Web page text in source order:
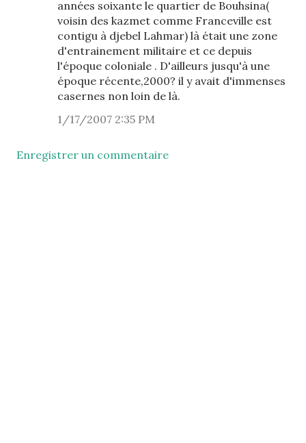
années soixante le quartier de Bouhsina(
voisin des kazmet comme Franceville est
contigu à djebel Lahmar) là était une zone
d'entrainement militaire et ce depuis
l'époque coloniale . D'ailleurs jusqu'à une
époque récente,2000? il y avait d'immenses
casernes non loin de là.
1/17/2007 2:35 PM
Enregistrer un commentaire